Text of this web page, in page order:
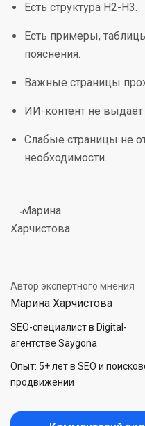
Есть структура H2-H3.
Есть примеры,
пояснения.
Важные страницы
ИИ-контент не
Слабые страницы не
необходимости.
Автор экспертного мнения
Марина Харчистова
SEO-специалист в Digital-
агентстве Saygona
Опыт: 5+ лет в SEO и
продвижении